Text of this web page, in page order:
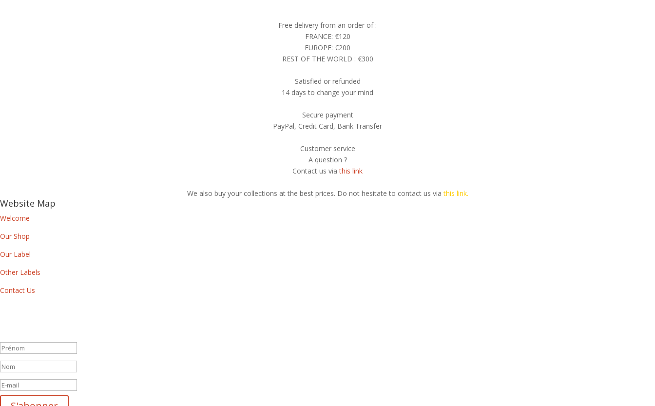
Free delivery from an order of :
FRANCE: €120
EUROPE: €200
REST OF THE WORLD : €300
Satisfied or refunded
14 days to change your mind
Secure payment
PayPal, Credit Card, Bank Transfer
Customer service
A question ?
Contact us viathis link
We also buy your collections at the best prices. Do not hesitate to contact us viathis link.
Website Map
Welcome
Our Shop
Our Label
Other Labels
Contact Us